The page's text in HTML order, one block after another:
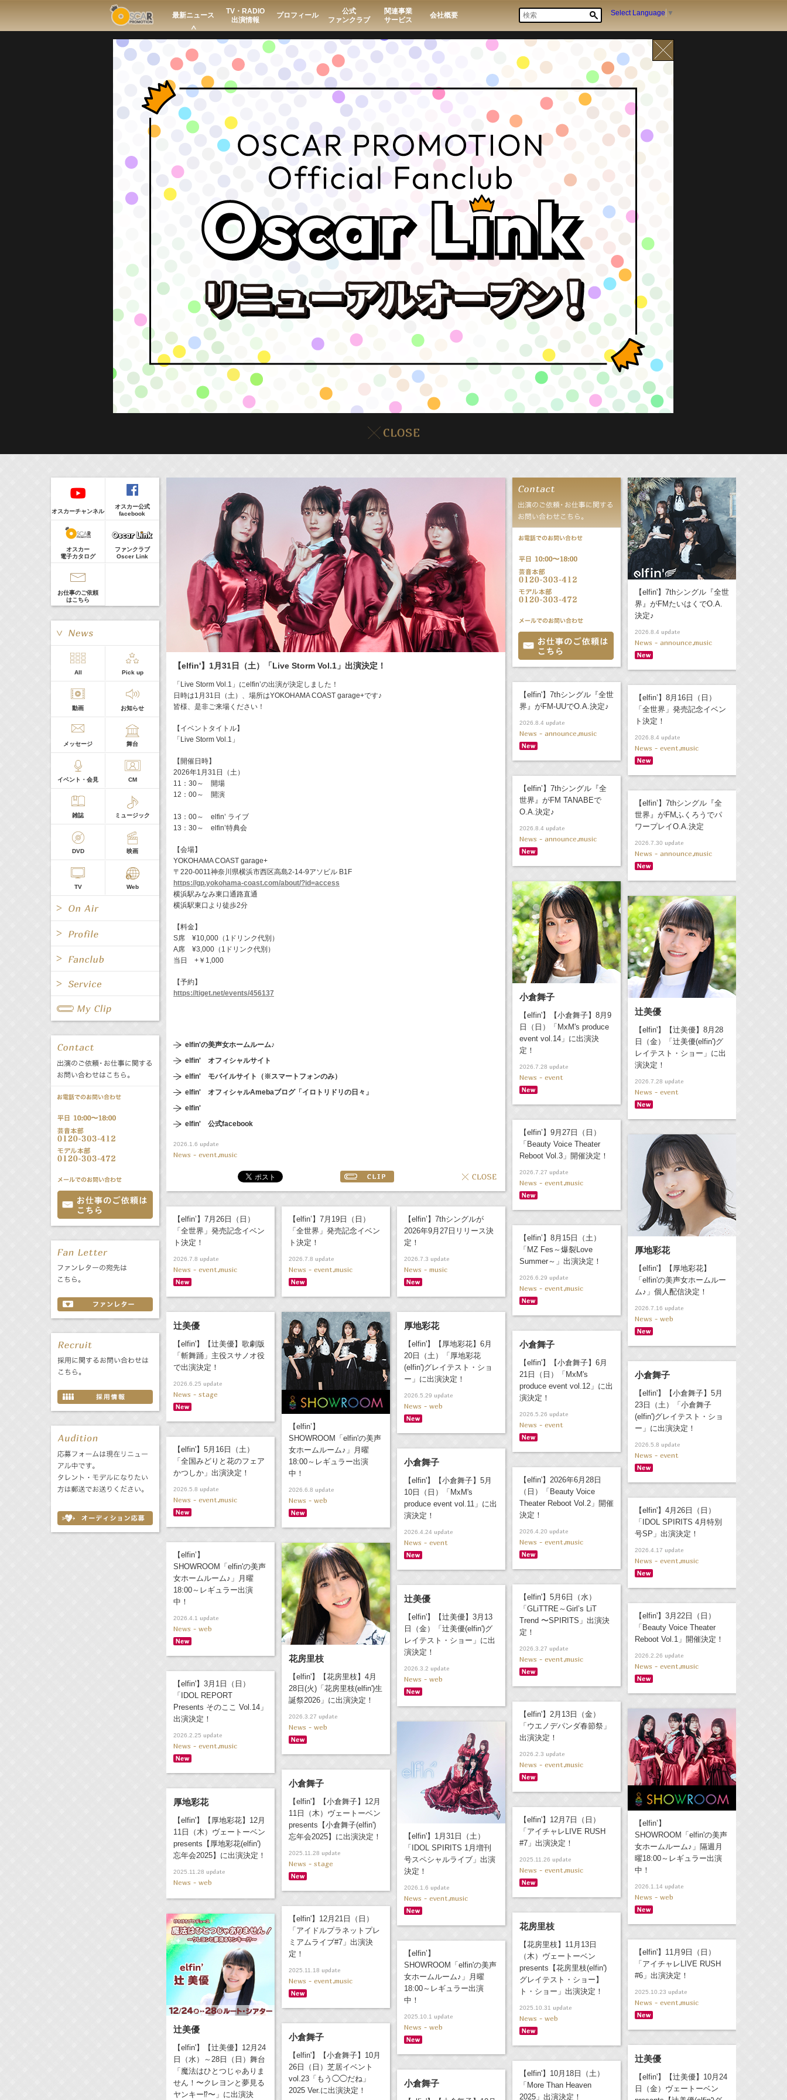
最新ニュース
TV・RADIO
出演情報
プロフィール
公式
ファンクラブ
関連事業
サービス
会社概要 Select Language ▼
8/7(Fri)
イベント
販売情報
17:10-17:30(Radio
河北麻友子のマユコレ！
Tシャツが乾くまで
庄司浩平
> More
【elfin'】1月31日（土）「Live Storm Vol.1」出演決定！
「Live Storm Vol.1」にelfin’の出演が決定しました！
日時は1月31日（土）、場所はYOKOHAMA COAST garage+です♪
皆様、是非ご来場ください！
【イベントタイトル】
「Live Storm Vol.1」
【開催日時】
2026年1月31日（土）
11：30～ 開場
12：00～ 開演
13：00～ elfin’ ライブ
13：30～ elfin’特典会
【会場】
YOKOHAMA COAST garage+
〒220-0011神奈川県横浜市西区高島2-14-9アソビル B1F
https://gp.yokohama-coast.com/about/?id=access
横浜駅みなみ東口通路直通
横浜駅東口より徒歩2分
【料金】
S席 ¥10,000（1ドリンク代別）
A席 ¥3,000（1ドリンク代別）
当日 +￥1,000
【予約】
https://tiget.net/events/456137
elfin'の美声女ホームルーム♪
elfin' オフィシャルサイト
elfin' モバイルサイト（※スマートフォンのみ）
elfin' オフィシャルAmebaブログ「イロトリドリの日々」
elfin'
elfin' 公式facebook
2026.1.6 update
News - event,music
【elfin'】7thシングル『全世
界』がFMたいはくでO.A.
決定♪
2026.8.4 update
News - announce,music
【elfin'】7thシングル『全世
界』がFM-UUでO.A.決定♪
2026.8.4 update
News - announce,music
【elfin’】8月16日（日）
「全世界」発売記念イベン
ト決定！
2026.8.4 update
News - event,music
【elfin’】7thシングル『全
世界』がFM TANABEで
O.A.決定♪
2026.8.4 update
News - announce,music
【elfin’】7thシングル『全
世界』がFMふくろうでパ
ワープレイO.A.決定
2026.7.30 update
News - announce,music
小倉舞子
【elfin'】【小倉舞子】8月9
日（日）「MxM's produce
event vol.14」に出演決
定！
2026.7.28 update
News - event
辻美優
【elfin'】【辻美優】8月28
日（金）「辻美優(elfin')グ
レイテスト・ショー」に出
演決定！
2026.7.28 update
News - event
【elfin’】9月27日（日）
「Beauty Voice Theater
Reboot Vol.3」開催決定！
2026.7.27 update
News - event,music
厚地彩花
【elfin'】【厚地彩花】
「elfin'の美声女ホームルー
ム♪」個人配信決定！
2026.7.16 update
News - web
【elfin’】7月26日（日）
「全世界」発売記念イベン
ト決定！
2026.7.8 update
News - event,music
【elfin’】7月19日（日）
「全世界」発売記念イベン
ト決定！
2026.7.8 update
News - event,music
【elfin’】7thシングルが
2026年9月27日リリース決
定！
2026.7.3 update
News - music
【elfin’】8月15日（土）
「MZ Fes～爆裂Love
Summer～」出演決定！
2026.6.29 update
News - event,music
辻美優
【elfin'】【辻美優】歌劇版
「斬舞踊」主役スサノオ役
で出演決定！
2026.6.25 update
News - stage
【elfin’】
SHOWROOM「elfin'の美声
女ホームルーム♪」月曜
18:00～レギュラー出演
中！
2026.6.8 update
News - web
厚地彩花
【elfin'】【厚地彩花】6月
20日（土）「厚地彩花
(elfin')グレイテスト・ショ
ー」に出演決定！
2026.5.29 update
News - web
小倉舞子
【elfin'】【小倉舞子】6月
21日（日）「MxM's
produce event vol.12」に出
演決定！
2026.5.26 update
News - event
小倉舞子
【elfin'】【小倉舞子】5月
23日（土）「小倉舞子
(elfin')グレイテスト・ショ
ー」に出演決定！
2026.5.8 update
News - event
【elfin'】5月16日（土）
「全国みどりと花のフェア
かつしか」出演決定！
2026.5.8 update
News - event,music
小倉舞子
【elfin'】【小倉舞子】5月
10日（日）「MxM's
produce event vol.11」に出
演決定！
2026.4.24 update
News - event
【elfin'】2026年6月28日
（日）「Beauty Voice
Theater Reboot Vol.2」開催
決定！
2026.4.20 update
News - event,music
【elfin'】4月26日（日）
「IDOL SPIRITS 4月特別
号SP」出演決定！
2026.4.17 update
News - event,music
【elfin’】
SHOWROOM「elfin'の美声
女ホームルーム♪」月曜
18:00～レギュラー出演
中！
2026.4.1 update
News - web
花房里枝
【elfin'】【花房里枝】4月
28日(火)「花房里枝(elfin')生
誕祭2026」に出演決定！
2026.3.27 update
News - web
【elfin'】5月6日（水）
「GLiTTRE～Girl’s LiT
Trend 〜SPIRITS」出演決
定！
2026.3.27 update
News - event,music
辻美優
【elfin'】【辻美優】3月13
日（金）「辻美優(elfin')グ
レイテスト・ショー」に出
演決定！
2026.3.2 update
News - web
【elfin'】3月22日（日）
「Beauty Voice Theater
Reboot Vol.1」開催決定！
2026.2.26 update
News - event,music
【elfin'】3月1日（日）
「IDOL REPORT
Presents そのここ Vol.14」
出演決定！
2026.2.25 update
News - event,music
【elfin'】2月13日（金）
「ウエノデパンダ春節祭」
出演決定！
2026.2.3 update
News - event,music
【elfin’】
SHOWROOM「elfin'の美声
女ホームルーム♪」隔週月
曜18:00～レギュラー出演
中！
2026.1.14 update
News - web
【elfin'】1月31日（土）
「IDOL SPIRITS 1月増刊
号スペシャルライブ」出演
決定！
2026.1.6 update
News - event,music
小倉舞子
【elfin'】【小倉舞子】12月
11日（木）ヴェートーベン
presents【小倉舞子(elfin')
忘年会2025】に出演決定！
2025.11.28 update
News - stage
厚地彩花
【elfin'】【厚地彩花】12月
11日（木）ヴェートーベン
presents【厚地彩花(elfin')
忘年会2025】に出演決定！
2025.11.28 update
News - web
【elfin'】12月7日（日）
「アイチャレLIVE RUSH
#7」出演決定！
2025.11.26 update
News - event,music
【elfin'】12月21日（日）
「アイドルプラネットプレ
ミアムライブ#7」出演決
定！
2025.11.18 update
News - event,music
花房里枝
【花房里枝】11月13日
（木）ヴェートーベン
presents【花房里枝(elfin')
グレイテスト・ショー】
ト・ショー」出演決定！
2025.10.31 update
News - web
辻美優
【elfin'】【辻美優】12月24
日（水）～28日（日）舞台
「魔法はひとつじゃありま
せん！〜クレヨンと夢見る
ヤンキー⁉︎〜」に出演決
【elfin'】11月9日（日）
「アイチャレLIVE RUSH
#6」出演決定！
2025.10.23 update
News - event,music
【elfin’】
SHOWROOM「elfin'の美声
女ホームルーム♪」月曜
18:00～レギュラー出演
中！
2025.10.1 update
News - web
小倉舞子
【elfin'】【小倉舞子】10月
26日（日）芝居イベント
vol.23「もう◯◯だね」
2025 Ver.に出演決定！
辻美優
【elfin'】【辻美優】10月24
日（金）ヴェートーベン
【elfin'】10月18日（土）
「More Than Heaven
2025」出演決定！
小倉舞子
オスカーチャンネル
オスカー公式
facebook
オスカー
電子カタログ
ファンクラブ
Oscer Link
お仕事のご依頼
はこちら
All Pick up
動画 お知らせ
メッセージ 舞台
イベント・会見 CM
雑誌 ミュージック
DVD 映画
TV Web
Radio
Radio
All 女優/タレント
グループ
キャスター/レポーター
バラエティ 声優
文化事業部 クリエイター
誕生日 8/7
あ か
さ
た
な
は
ま
や
ら
わ
All Fanclub Page
All 関連事業
公式サービス
Regular
Guest